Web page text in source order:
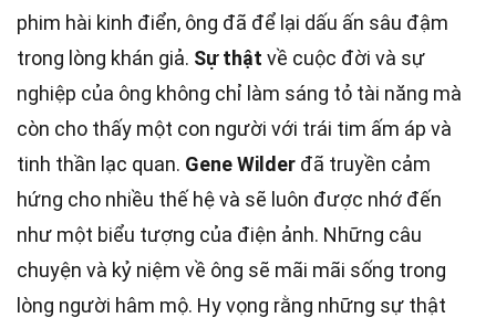
phim hài kinh điển, ông đã để lại dấu ấn sâu đậm
trong lòng khán giả. Sự thật về cuộc đời và sự
nghiệp của ông không chỉ làm sáng tỏ tài năng mà
còn cho thấy một con người với trái tim ấm áp và
tinh thần lạc quan. Gene Wilder đã truyền cảm
hứng cho nhiều thế hệ và sẽ luôn được nhớ đến
như một biểu tượng của điện ảnh. Những câu
chuyện và kỷ niệm về ông sẽ mãi mãi sống trong
lòng người hâm mộ. Hy vọng rằng những sự thật